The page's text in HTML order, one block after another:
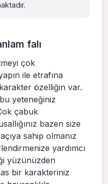
falı
çok
ile etrafına
özelliğin var.
yeteneğiniz
çabuk
bazen size
sahip olmanız
yardımcı
yüzünüzden
bir karakteriniz